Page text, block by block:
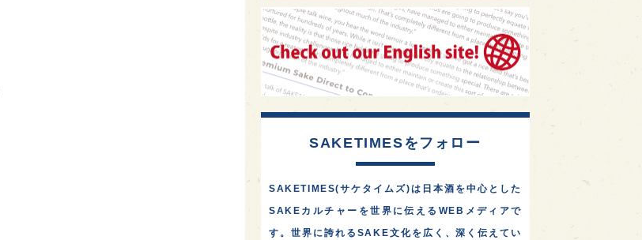
SAKETIMESをフォロー
SAKETIMES(サケタイムズ)は日本酒を中心とした
SAKEカルチャーを世界に伝えるWEBメディアで
す。世界に誇れるSAKE文化を広く、深く伝えてい